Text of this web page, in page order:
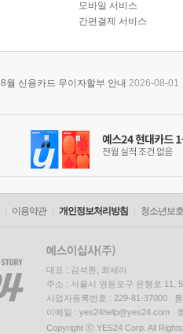
모바일 서비스
간편결제 서비스
8월 신용카드 무이자할부 안내 2026-08-01
이용약관 개인정보처리방침 청소년보
대표 : 김석환, 최세라
주소 : 서울시 영등포구 은행로 11,
사업자등록번호 : 229-81-37000
이메일 : yes24help@yes24.com
Copyright ⓒ YES24 Corp. All